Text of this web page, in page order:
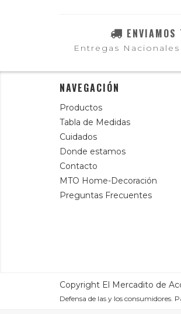
ENVIAMOS
Entregas
NAVEGACIÓN
Productos
Tabla de Medidas
Cuidados
Donde estamos
Contacto
MTO Home-Decoración
Preguntas Frecuentes
Copyright El Mercadito de
Defensa de las y los consumidores.